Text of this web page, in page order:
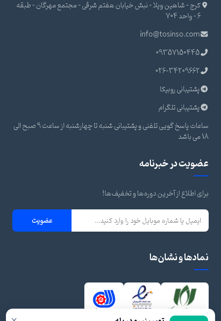
کرج - شاهین ویلا - نبش خیابان هفتم شرقی - مجتمع مهرگان - طبقه
6 - واحد 704
info@tosinso.com
09357150445
026-34209662
پشتیبانی روبیکا
پشتیبانی تلگرام
ساعات پاسخ گویی تلفنی و پشتیبانی شنبه تا چهارشنبه از ساعت 9 صبح الی
18 می باشد
عضویت در خبرنامه
برای اطلاع از آخرین دوره‌ها و تخفیف‌ها!
عضویت
نمادها و نشان‌ها